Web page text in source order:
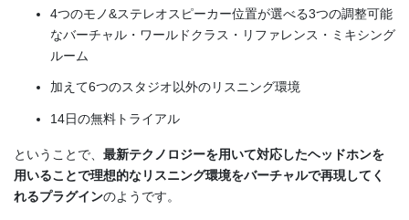
4つのモノ&ステレオスピーカー位置が選べる3つの調整可能
なバーチャル・ワールドクラス・リファレンス・ミキシング
ルーム
加えて6つのスタジオ以外のリスニング環境
14日の無料トライアル
ということで、 最新テクノロジーを用いて対応したヘッドホンを
用いることで理想的なリスニング環境をバーチャルで再現してく
れるプラグインのようです。